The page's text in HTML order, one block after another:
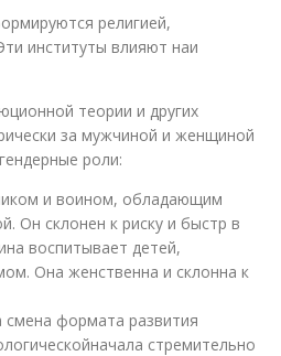
религией,
институты влияют наи
теории и других
за мужчиной и женщиной
роли:
и воином, обладающим
Он склонен к риску и быстр в
воспитывает детей,
Она женственна и склонна к
формата развития
стремительно